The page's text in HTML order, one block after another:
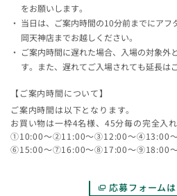
をお願いします。
当日は、ご案内時間の10分前までにア
岡天神店までお越しください。
ご案内時間に遅れた場合、入場の対象外
す。また、遅れてご入場されても延長は
【ご案内時間について】
ご案内時間は以下となります。
お買い物は一枠4名様、45分毎の完全入
①10:00～②11:00～③12:00～④13:00
⑥15:00～⑦16:00～⑧17:00～⑨18:00
応募フォーム